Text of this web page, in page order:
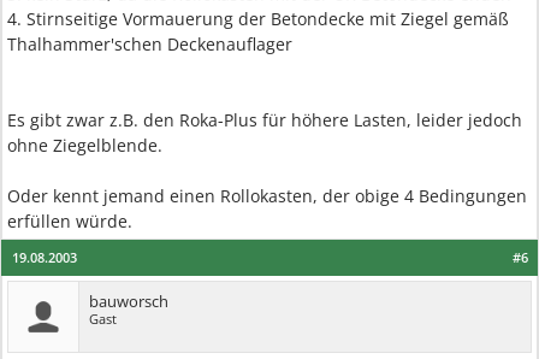
4. Stirnseitige Vormauerung der Betondecke mit Ziegel gemäß
Thalhammer'schen Deckenauflager
Es gibt zwar z.B. den Roka-Plus für höhere Lasten, leider jedoch
ohne Ziegelblende.
Oder kennt jemand einen Rollokasten, der obige 4 Bedingungen
erfüllen würde.
#6
19.08.2003
bauworsch
Gast